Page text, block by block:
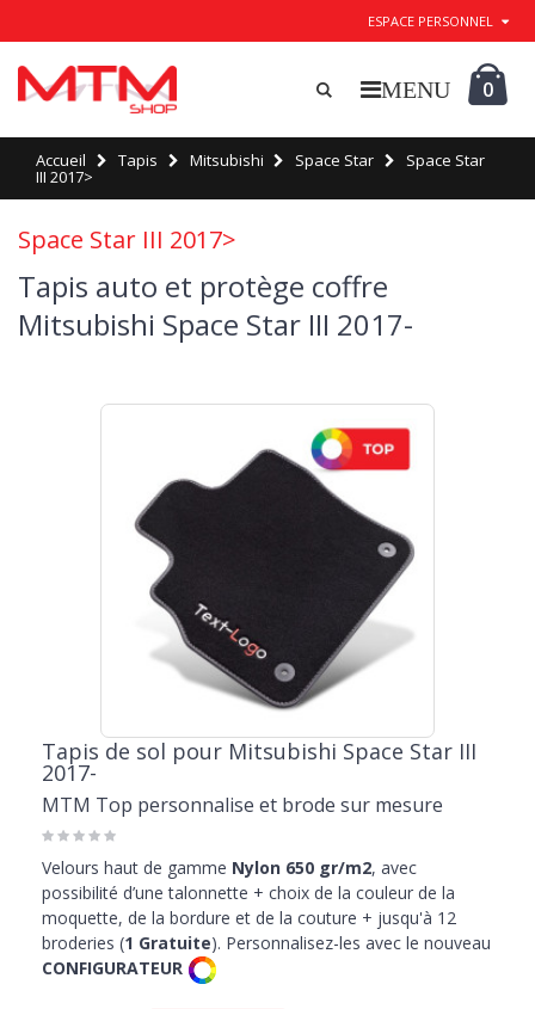
ESPACE PERSONNEL
0
Accueil Tapis Mitsubishi Space Star Space Star
III 2017>
Space Star III 2017>
Tapis auto et protège coffre
Mitsubishi Space Star III 2017-
Tapis de sol pour Mitsubishi Space Star III
2017-
MTM Top personnalise et brode sur mesure
Velours haut de gamme Nylon 650 gr/m2, avec
possibilité d’une talonnette + choix de la couleur de la
moquette, de la bordure et de la couture + jusqu'à 12
broderies (1 Gratuite). Personnalisez-les avec le nouveau
CONFIGURATEUR